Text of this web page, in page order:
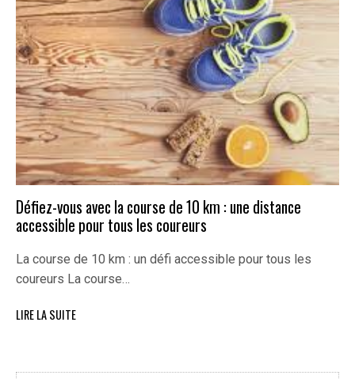
Défiez-vous avec la course de 10 km : une distance
accessible pour tous les coureurs
La course de 10 km : un défi accessible pour tous les
coureurs La course…
LIRE LA SUITE